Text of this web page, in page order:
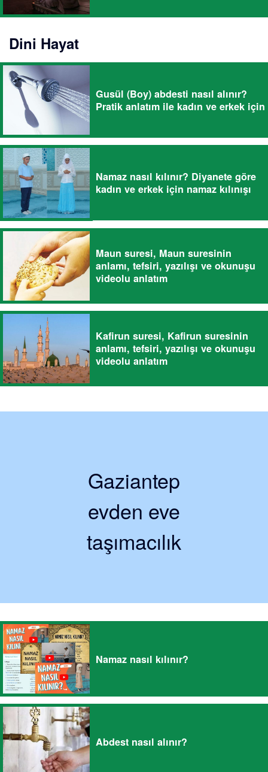
Dini Hayat
Gusül (Boy) abdesti nasıl alınır?
Pratik anlatım ile kadın ve erkek için
Namaz nasıl kılınır? Diyanete göre
kadın ve erkek için namaz kılınışı
Maun suresi, Maun suresinin
anlamı, tefsiri, yazılışı ve okunuşu
videolu anlatım
Kafirun suresi, Kafirun suresinin
anlamı, tefsiri, yazılışı ve okunuşu
videolu anlatım
Gaziantep
evden eve
taşımacılık
Namaz nasıl kılınır?
Abdest nasıl alınır?